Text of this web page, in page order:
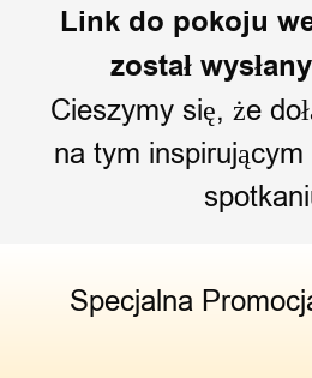
Link do pokoju
został
Cieszymy się, że
na tym
Specjalna